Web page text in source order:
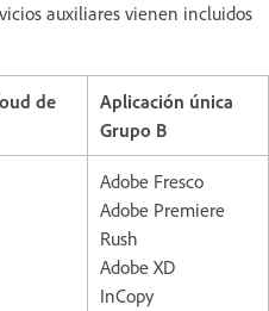
auxiliares vienen incluidos
de
Aplicación única
Grupo B
Adobe Fresco
Adobe Premiere
Rush
Adobe XD
InCopy